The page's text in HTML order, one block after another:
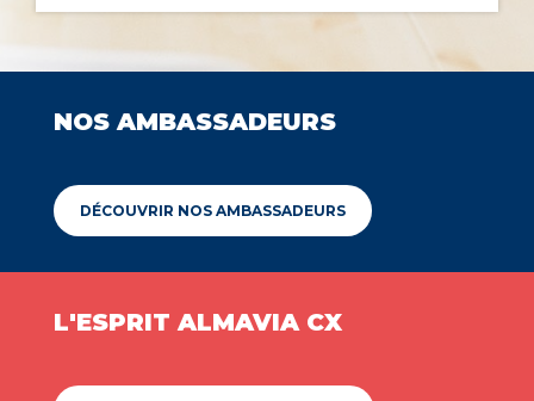
NOS AMBASSADEURS
DÉCOUVRIR NOS AMBASSADEURS
L'ESPRIT ALMAVIA CX